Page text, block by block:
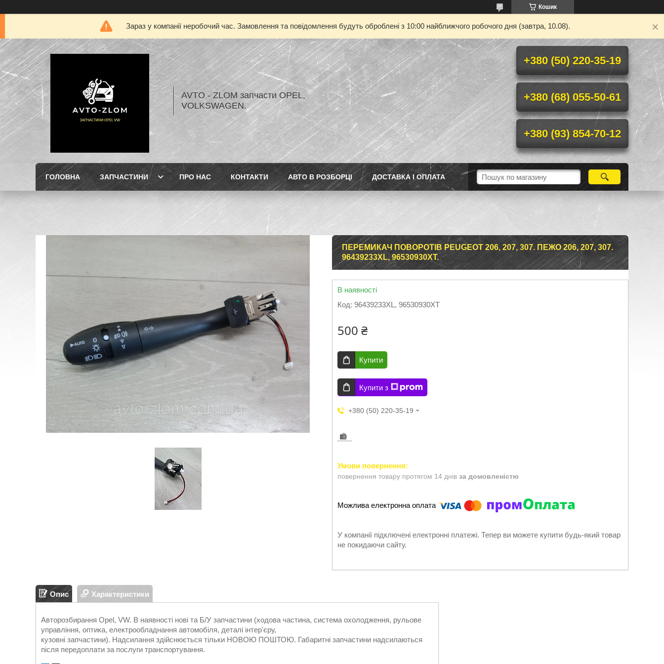
Кошик
Зараз у компанії неробочий час. Замовлення та повідомлення будуть оброблені з 10:00 найближчого робочого дня (завтра, 10.08).
AVTO - ZLOM запчасти OPEL,
VOLKSWAGEN.
+380 (50) 220-35-19
+380 (68) 055-50-61
+380 (93) 854-70-12
ГОЛОВНА ЗАПЧАСТИНИ ПРО НАС КОНТАКТИ АВТО В РОЗБОРЦІ ДОСТАВКА І ОПЛАТА
ПЕРЕМИКАЧ ПОВОРОТІВ PEUGEOT 206, 207, 307. ПЕЖО 206, 207, 307.
96439233XL, 96530930XT.
В наявності
Код: 96439233XL, 96530930XT
500 ₴
Купити
Купити з
+380 (50) 220-35-19
повернення товару протягом 14 днів за домовленістю
У компанії підключені електронні платежі. Тепер ви можете купити будь-який товар
не покидаючи сайту.
Опис Характеристики
Авторозбирання Opel, VW. В наявності нові та Б/У запчастини (ходова частина, система охолодження, рульове
управління, оптика, електрообладнання автомобіля, деталі інтер'єру,
кузовні запчастини). Надсилання здійснюється тільки НОВОЮ ПОШТОЮ. Габаритні запчастини надсилаються
після передоплати за послуги транспортування.